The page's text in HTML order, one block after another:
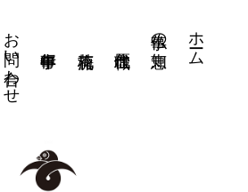
ホーム
仏事の知恵
お問い合わせ